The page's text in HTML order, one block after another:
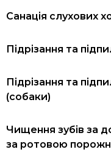
Санація слухових
Підрізання та
Підрізання та
(собаки)
Чищення зубів за
за ротовою